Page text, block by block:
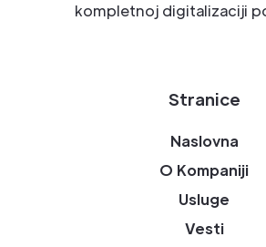
kompletnoj digitalizaciji
Stranice
Naslovna
O Kompaniji
Usluge
Vesti